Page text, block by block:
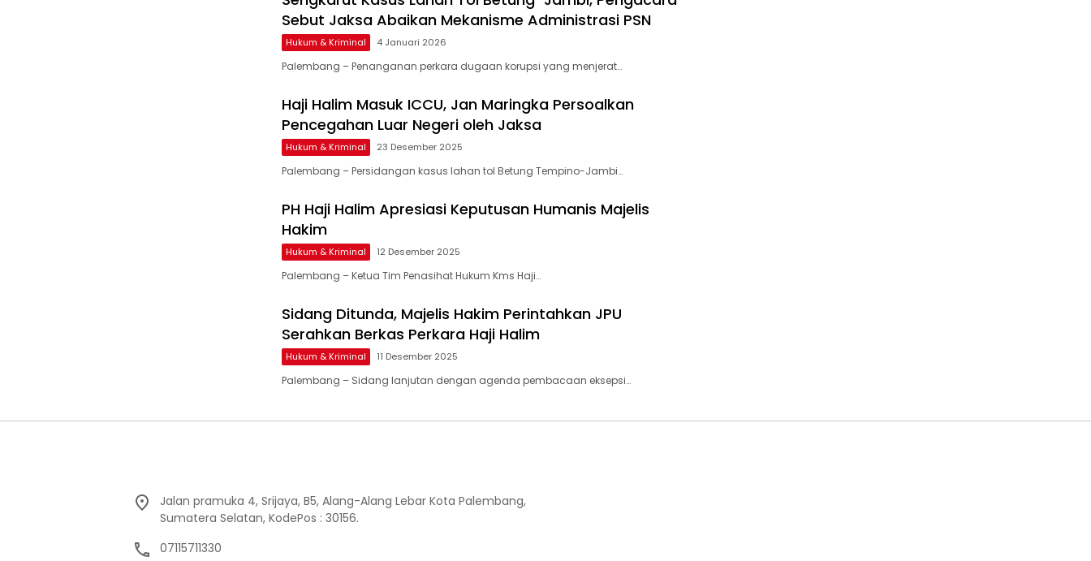
Sebut Jaksa Abaikan Mekanisme Administrasi PSN
Hukum & Kriminal 4 Januari 2026
Palembang – Penanganan perkara dugaan korupsi yang menjerat…
Haji Halim Masuk ICCU, Jan Maringka Persoalkan
Pencegahan Luar Negeri oleh Jaksa
Hukum & Kriminal 23 Desember 2025
Palembang – Persidangan kasus lahan tol Betung Tempino-Jambi…
PH Haji Halim Apresiasi Keputusan Humanis Majelis
Hakim
Hukum & Kriminal 12 Desember 2025
Palembang – Ketua Tim Penasihat Hukum Kms Haji…
Sidang Ditunda, Majelis Hakim Perintahkan JPU
Serahkan Berkas Perkara Haji Halim
Hukum & Kriminal 11 Desember 2025
Palembang – Sidang lanjutan dengan agenda pembacaan eksepsi…
Jalan pramuka 4, Srijaya, B5, Alang-Alang Lebar Kota Palembang,
Sumatera Selatan, KodePos : 30156.
07115711330